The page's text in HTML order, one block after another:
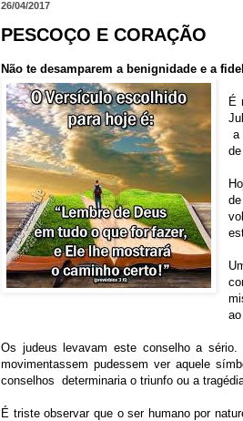
26/04/2017
PESCOÇO E CORAÇÃO
Não te desamparem a benignidade e a
É
a
Os judeus levavam este conselho a
movimentassem pudessem ver aquele
conselhos determinaria o triunfo ou a
É triste observar que o ser humano por